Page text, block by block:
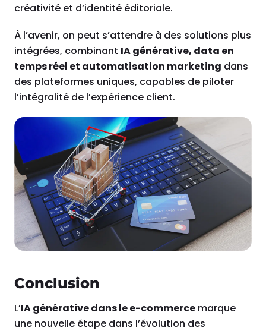
créativité et d’identité éditoriale.
À l’avenir, on peut s’attendre à des solutions plus
intégrées, combinant IA générative, data en
temps réel et automatisation marketing dans
des plateformes uniques, capables de piloter
l’intégralité de l’expérience client.
Conclusion
L’IA générative dans le e-commerce marque
une nouvelle étape dans l’évolution des